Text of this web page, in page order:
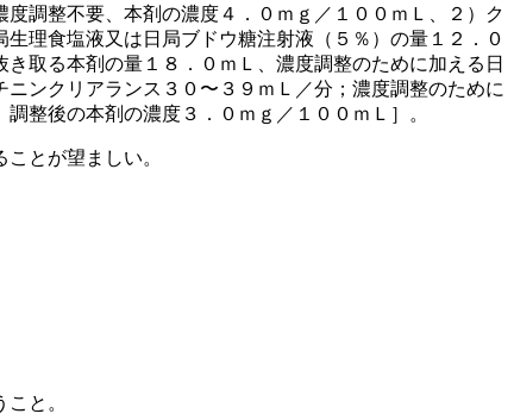
調整不要、本剤の濃度４．０ｍｇ／１００ｍＬ、２）ク
理食塩液又は日局ブドウ糖注射液（５％）の量１２．０
取る本剤の量１８．０ｍＬ、濃度調整のために加える日
ンクリアランス３０〜３９ｍＬ／分；濃度調整のために
整後の本剤の濃度３．０ｍｇ／１００ｍＬ］。
とが望ましい。
と。